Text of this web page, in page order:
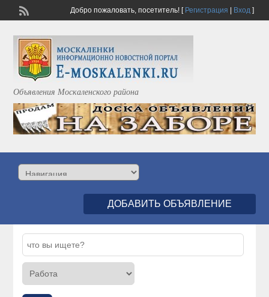
Добро пожаловать, посетитель![ Регистрация Вход]
Объявления Москаленского района
ДОБАВИТЬ ОБЪЯВЛЕНИЕ